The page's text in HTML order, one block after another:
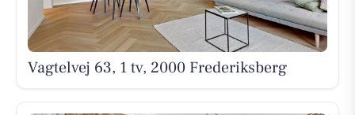
Vagtelvej 63, 1 tv, 2000 Frederiksberg